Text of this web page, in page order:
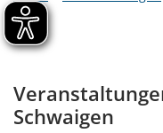
Schwaigen